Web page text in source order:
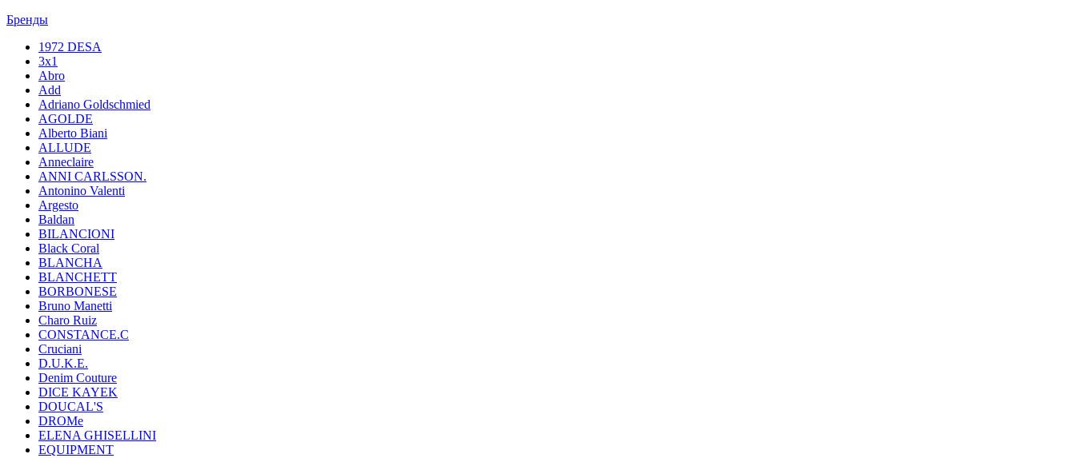
Бренды
1972 DESA
3x1
Abro
Add
Adriano Goldschmied
AGOLDE
Alberto Biani
ALLUDE
Anneclaire
ANNI CARLSSON.
Antonino Valenti
Argesto
Baldan
BILANCIONI
Black Coral
BLANCHA
BLANCHETT
BORBONESE
Bruno Manetti
Charo Ruiz
CONSTANCE.C
Cruciani
D.U.K.E.
Denim Couture
DICE KAYEK
DOUCAL'S
DROMe
ELENA GHISELLINI
EQUIPMENT